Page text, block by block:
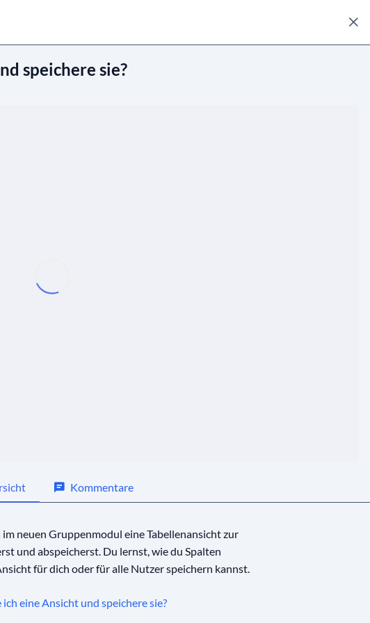
speichere sie?
Kommentare
neuen Gruppenmodul eine Tabellenansicht zur
und abspeicherst. Du lernst, wie du Spalten
für dich oder für alle Nutzer speichern kannst.
eine Ansicht und speichere sie?